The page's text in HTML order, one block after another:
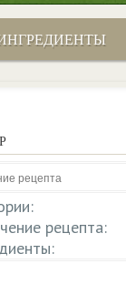
рецепта: